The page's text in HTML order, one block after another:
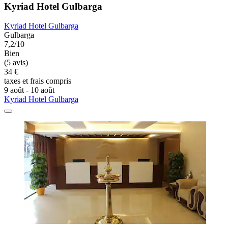
Kyriad Hotel Gulbarga
Kyriad Hotel Gulbarga
Gulbarga
7,2/10
Bien
(5 avis)
34 €
taxes et frais compris
9 août - 10 août
Kyriad Hotel Gulbarga